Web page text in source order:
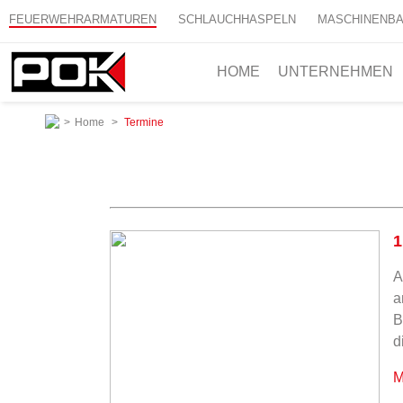
FEUERWEHRARMATUREN SCHLAUCHHASPELN
HOME UNTERNEHMEN
> Home > Termine